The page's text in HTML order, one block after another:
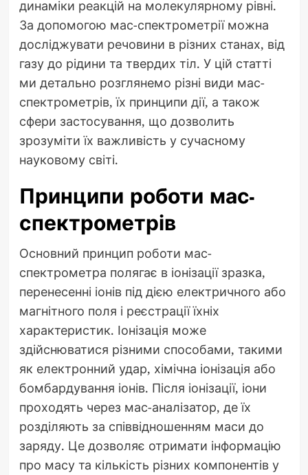
динаміки реакцій на молекулярному рівні.
За допомогою мас-спектрометрії можна
досліджувати речовини в різних станах, від
газу до рідини та твердих тіл. У цій статті
ми детально розглянемо різні види мас-
спектрометрів, їх принципи дії, а також
сфери застосування, що дозволить
зрозуміти їх важливість у сучасному
науковому світі.
Принципи роботи мас-
спектрометрів
Основний принцип роботи мас-
спектрометра полягає в іонізації зразка,
перенесенні іонів під дією електричного або
магнітного поля і реєстрації їхніх
характеристик. Іонізація може
здійснюватися різними способами, такими
як електронний удар, хімічна іонізація або
бомбардування іонів. Після іонізації, іони
проходять через мас-аналізатор, де їх
розділяють за співвідношенням маси до
заряду. Це дозволяє отримати інформацію
про масу та кількість різних компонентів у